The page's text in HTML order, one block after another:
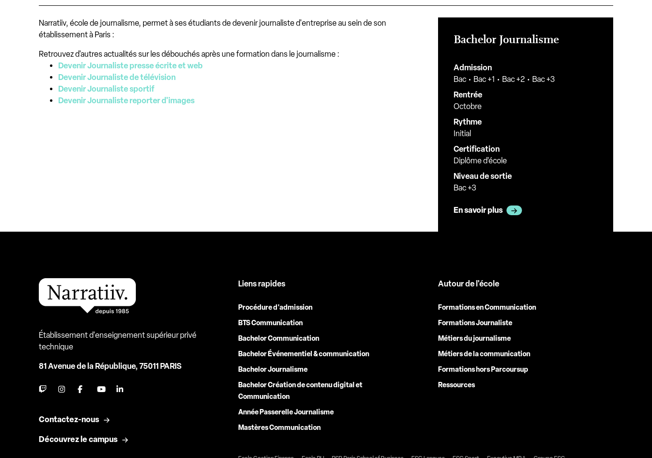
Narratiiv, école de journalisme, permet à ses étudiants de devenir journaliste d'entreprise au sein de son
établissement à Paris :
Retrouvez d'autres actualités sur les débouchés après une formation dans le journalisme :
Devenir Journaliste presse écrite et web
Devenir Journaliste de télévision
Devenir Journaliste sportif
Devenir Journaliste reporter d'images
Bachelor Journalisme
Admission
Bac
Bac +1 Bac +2
Bac +3
Rentrée
Octobre
Rythme
Initial
Certification
Diplôme d’école
Niveau de sortie
Bac +3
En savoir plus
Établissement d'enseignement supérieur privé
technique
81 Avenue de la République, 75011 PARIS
Contactez-nous
Découvrez le campus
Liens rapides
Procédure d'admission
BTS Communication
Bachelor Communication
Bachelor Événementiel & communication
Bachelor Journalisme
Bachelor Création de contenu digital et
Communication
Année Passerelle Journalisme
Mastères Communication
Autour de l'école
Formations en Communication
Formations Journaliste
Métiers du journalisme
Métiers de la communication
Formations hors Parcoursup
Ressources